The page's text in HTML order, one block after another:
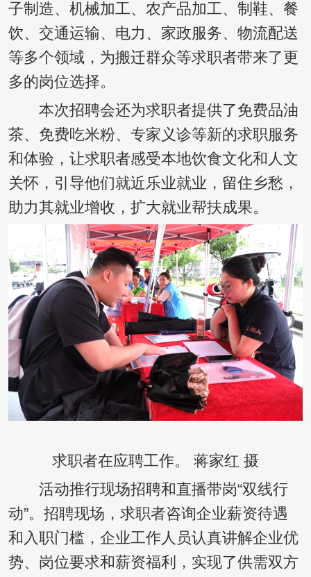
子制造、机械加工、农产品加工、制鞋、餐
饮、交通运输、电力、家政服务、物流配送
等多个领域，为搬迁群众等求职者带来了更
多的岗位选择。
本次招聘会还为求职者提供了免费品油
茶、免费吃米粉、专家义诊等新的求职服务
和体验，让求职者感受本地饮食文化和人文
关怀，引导他们就近乐业就业，留住乡愁，
助力其就业增收，扩大就业帮扶成果。
求职者在应聘工作。 蒋家红 摄
活动推行现场招聘和直播带岗“双线行
动”。招聘现场，求职者咨询企业薪资待遇
和入职门槛，企业工作人员认真讲解企业优
势、岗位要求和薪资福利，实现了供需双方